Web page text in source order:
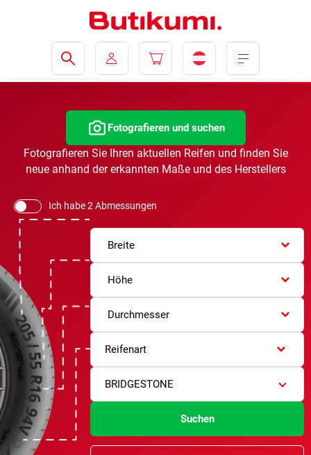
Fotografieren und suchen
Fotografieren Sie Ihren aktuellen Reifen und finden Sie
neue anhand der erkannten Maße und des Herstellers
Ich habe 2 Abmessungen
Breite
Höhe
Durchmesser
Reifenart
BRIDGESTONE
Suchen